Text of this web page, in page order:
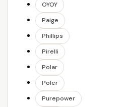
OYOY
Paige
Phillips
Pirelli
Polar
Poler
Purepower